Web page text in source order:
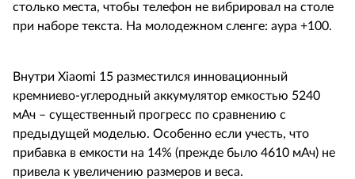
столько места, чтобы телефон не вибрировал на столе
при наборе текста. На молодежном сленге: аура +100.
Внутри Xiaomi 15 разместился инновационный
кремниево-углеродный аккумулятор емкостью 5240
мАч – существенный прогресс по сравнению с
предыдущей моделью. Особенно если учесть, что
прибавка в емкости на 14% (прежде было 4610 мАч) не
привела к увеличению размеров и веса.